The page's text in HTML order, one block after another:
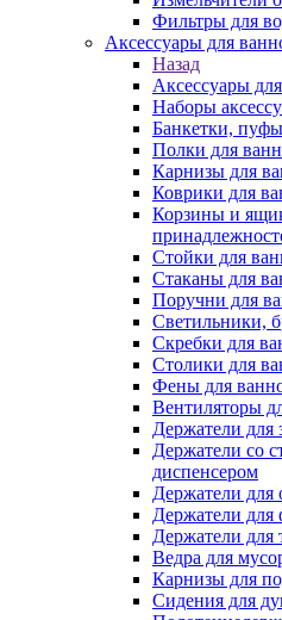
Фильтры для
Аксессуары для
Назад
Аксессуары
Наборы
Банкетки,
Полки для
Карнизы для
Коврики для
Корзины и
Стойки для
Стаканы для
Поручни для
Светильники,
Скребки для
Столики для
Фены для
Вентиляторы
Держатели для
Держатели со
диспенсером
Держатели для
Держатели для
Держатели для
Ведра для
Карнизы для
Сидения для